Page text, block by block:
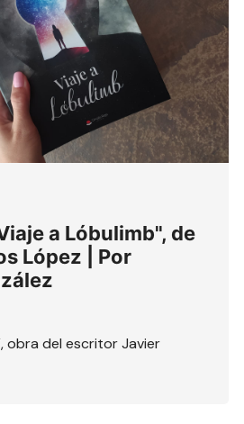
a Lóbulimb", de
López | Por
obra del escritor Javier